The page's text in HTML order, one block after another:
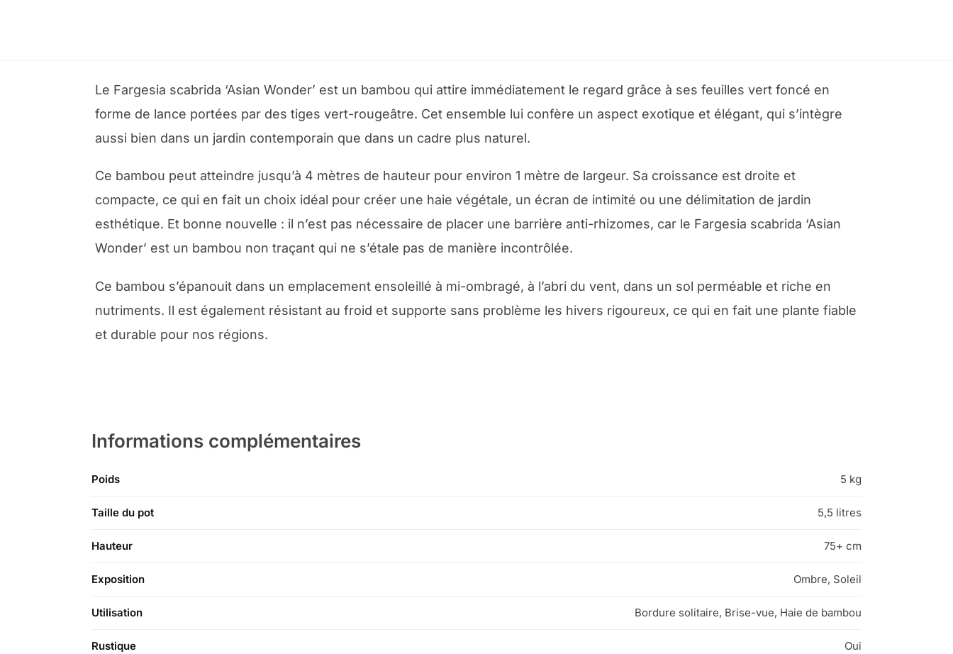
Le Fargesia scabrida ‘Asian Wonder’ est un bambou qui attire immédiatement le regard grâce à ses feuilles vert foncé en
forme de lance portées par des tiges vert-rougeâtre. Cet ensemble lui confère un aspect exotique et élégant, qui s’intègre
aussi bien dans un jardin contemporain que dans un cadre plus naturel.
Ce bambou peut atteindre jusqu’à 4 mètres de hauteur pour environ 1 mètre de largeur. Sa croissance est droite et
compacte, ce qui en fait un choix idéal pour créer une haie végétale, un écran de intimité ou une délimitation de jardin
esthétique. Et bonne nouvelle : il n’est pas nécessaire de placer une barrière anti-rhizomes, car le Fargesia scabrida ‘Asian
Wonder’ est un bambou non traçant qui ne s’étale pas de manière incontrôlée.
Ce bambou s’épanouit dans un emplacement ensoleillé à mi-ombragé, à l’abri du vent, dans un sol perméable et riche en
nutriments. Il est également résistant au froid et supporte sans problème les hivers rigoureux, ce qui en fait une plante fiable
et durable pour nos régions.
Informations complémentaires
Poids 5 kg
Taille du pot 5,5 litres
Hauteur 75+ cm
Exposition Ombre, Soleil
Utilisation Bordure solitaire, Brise-vue, Haie de bambou
Rustique Oui